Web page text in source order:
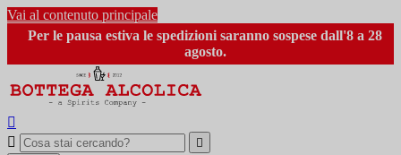
Vai al contenuto principale
Per le pausa estiva le spedizioni saranno sospese dall'8 a 28
agosto.


